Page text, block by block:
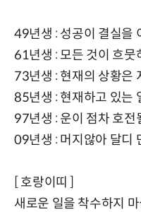
49년생 : 성공이 결실을
61년생 : 모든 것이 흐뭇
73년생 : 현재의 상황은
85년생 : 현재하고 있는
97년생 : 운이 점차 호전
09년생 : 머지않아 달디
[ 호랑이띠 ]
새로운 일을 착수하지